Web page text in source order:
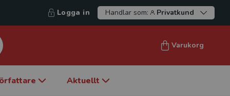
Logga in Handlar som: Privatkund
Varukorg
Aktuellt